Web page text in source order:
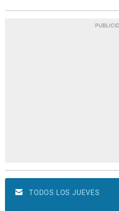
TODOS LOS JUEVES